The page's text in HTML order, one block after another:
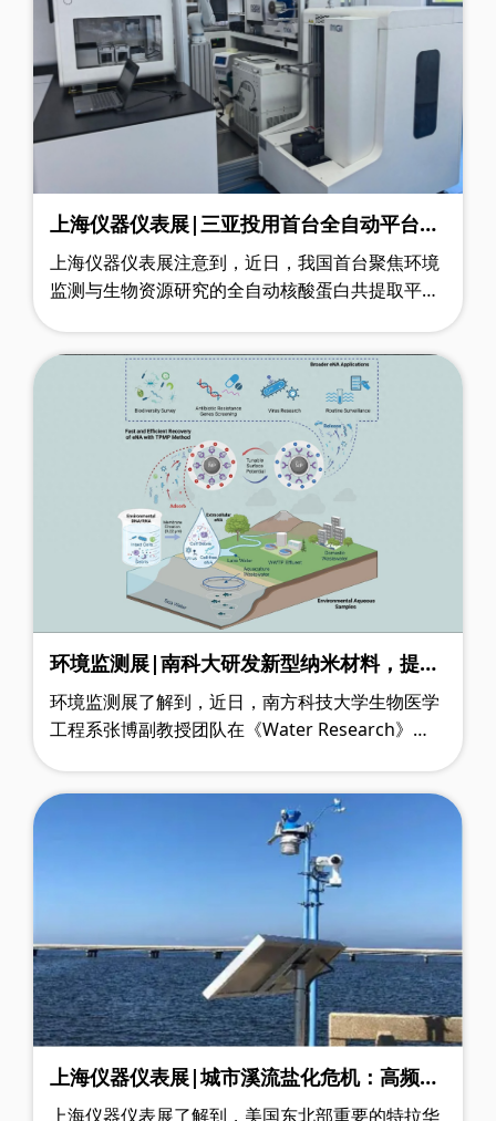
上海仪器仪表展|三亚投用首台全自动平台，
提速深海环境监测
上海仪器仪表展注意到，近日，我国首台聚焦环境
监测与生物资源研究的全自动核酸蛋白共提取平
环境监测展|南科大研发新型纳米材料，提速
环境核酸监测
环境监测展了解到，近日，南方科技大学生物医学
工程系张博副教授团队在《Water Research》
提取效率低、成本高的行业难题。
上海仪器仪表展|城市溪流盐化危机：高频监
测揭示氯化物污染远超生态安全线
上海仪器仪表展了解到，美国东北部重要的特拉华